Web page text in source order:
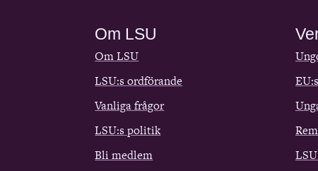
Om LSU
Om LSU
LSU:s ordförande
Vanliga frågor
LSU:s politik
Bli medlem